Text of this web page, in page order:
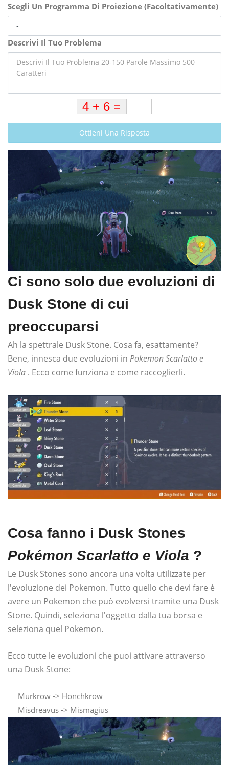
Scegli Un Programma Di Proiezione (Facoltativamente)
Descrivi Il Tuo Problema
Ottieni Una Risposta
Ci sono solo due evoluzioni di
Dusk Stone di cui
preoccuparsi
Ah la spettrale Dusk Stone. Cosa fa, esattamente?
Bene, innesca due evoluzioni in Pokemon Scarlatto e
Viola . Ecco come funziona e come raccoglierli.
Cosa fanno i Dusk Stones
Pokémon Scarlatto e Viola ?
Le Dusk Stones sono ancora una volta utilizzate per
l'evoluzione dei Pokemon. Tutto quello che devi fare è
avere un Pokemon che può evolversi tramite una Dusk
Stone. Quindi, seleziona l'oggetto dalla tua borsa e
seleziona quel Pokemon.
Ecco tutte le evoluzioni che puoi attivare attraverso
una Dusk Stone:
Murkrow -> Honchkrow
Misdreavus -> Mismagius